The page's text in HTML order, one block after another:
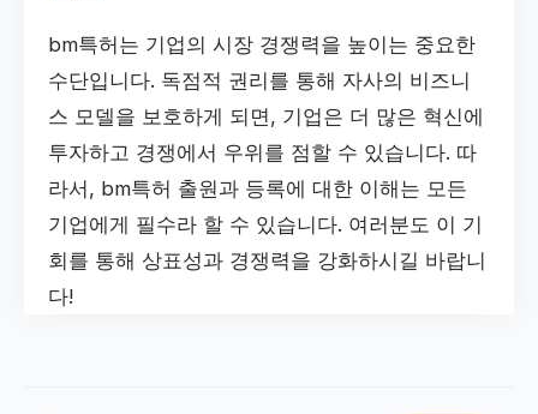
bm특허는 기업의 시장 경쟁력을 높이는 중요한
수단입니다. 독점적 권리를 통해 자사의 비즈니
스 모델을 보호하게 되면, 기업은 더 많은 혁신에
투자하고 경쟁에서 우위를 점할 수 있습니다. 따
라서, bm특허 출원과 등록에 대한 이해는 모든
기업에게 필수라 할 수 있습니다. 여러분도 이 기
회를 통해 상표성과 경쟁력을 강화하시길 바랍니
다!